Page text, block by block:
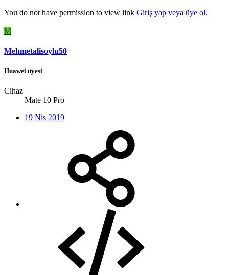
You do not have permission to view link Giriş yap veya üye ol.
M
Mehmetalisoylu50
Huawei üyesi
Cihaz
Mate 10 Pro
19 Nis 2019